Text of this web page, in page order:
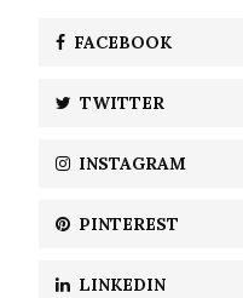
FACEBOOK
TWITTER
INSTAGRAM
PINTEREST
LINKEDIN